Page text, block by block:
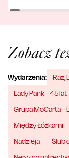
Zobacz
Wydarzenia:
Raz,
Lady Pank – 45 lat
Grupa MoCarta –
Między Łóżkami
Nadzieja
Ślub